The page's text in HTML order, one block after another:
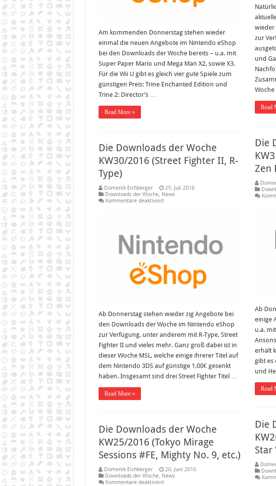
wieder
zur
und
Woche
Read
Am kommenden Donnerstag stehen wieder
einmal die neuen Angebote im Nintendo eShop
bei den Downloads der Woche bereits – u.a. mit
Super Paper Mario und Mega Man X2, sowie X3.
Für die Wii U gibt es gleich vier gute Spiele zum
günstigen Preis: Trine Enchanted Edition und
Trine 2: Director’s …
Read More »
Die
Zen
Ab
einige
u.a.
erhält
gibt es
und
Read
Die Downloads der Woche
KW30/2016 (Street Fighter II, R-
Type)
Domenik Eichberger
25. Juli 2016
Downloads der Woche, News
Kommentare deaktiviertfür
(Street
Fighter
II,
Type)
Ab Donnerstag stehen wieder zig Angebote bei
den Downloads der Woche im Nintendo eShop
zur Verfügung, unter anderem mit R-Type, Street
Fighter II und vieles mehr. Ganz groß dabei ist in
dieser Woche MSL, welche einige ihrerer Titel auf
dem Nintendo 3DS auf günstige 1,00€ gesenkt
haben. Insgesamt sind drei Street Fighter Titel …
Read More »
Die
Star
Die Downloads der Woche
KW25/2016 (Tokyo Mirage
Sessions #FE, Mighty No. 9, etc.)
Domenik Eichberger
20. Juni 2016
Downloads der Woche, News
Kommentare deaktiviertfür